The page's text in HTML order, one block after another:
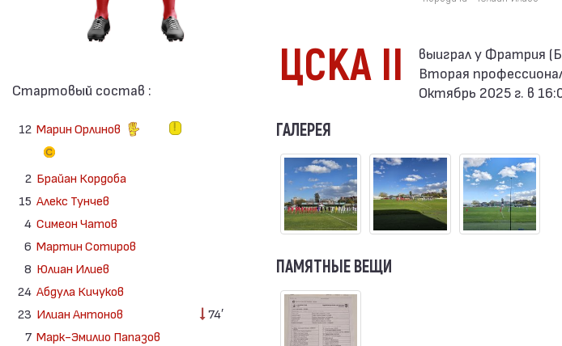
Стартовый состав :
12 Марин Орлинов
2 Брайан Кордоба
15 Алекс Тунчев
4 Симеон Чатов
6 Мартин Сотиров
8 Юлиан Илиев
24 Абдула Кичуков
23 Илиан Антонов
74′
7 Марк-Эмилио Папазов
ЦСКА II
Вторая
Октябрь 2025 г. в
ГАЛЕРЕЯ
ПАМЯТНЫЕ ВЕЩИ